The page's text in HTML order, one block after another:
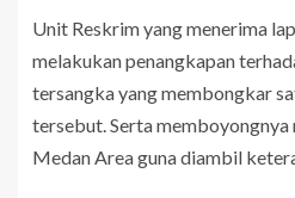
Unit Reskrim yang menerima
melakukan penangkapan
tersangka yang membongkar
tersebut. Serta
Medan Area guna diambil